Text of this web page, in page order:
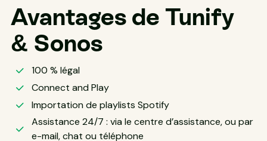
Avantages de Tunify
& Sonos
100 % légal
Connect and Play
Importation de playlists Spotify
Assistance 24/7 : via le centre d’assistance, ou par
e-mail, chat ou téléphone